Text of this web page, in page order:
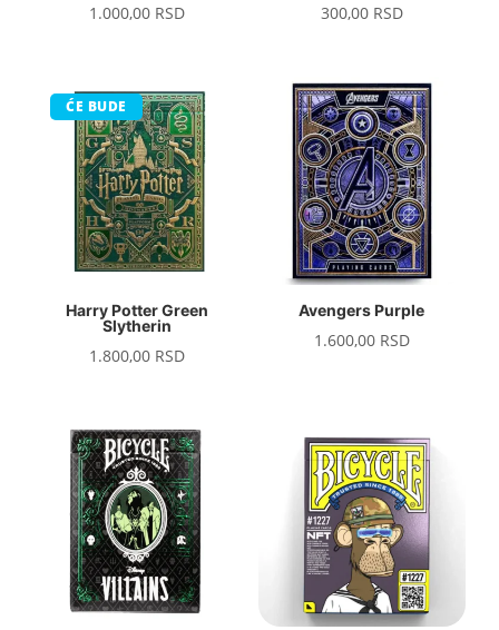
1.000,00 RSD 300,00 RSD
ĆE BUDE
Harry Potter Green
Slytherin
1.800,00 RSD
Avengers Purple
1.600,00 RSD